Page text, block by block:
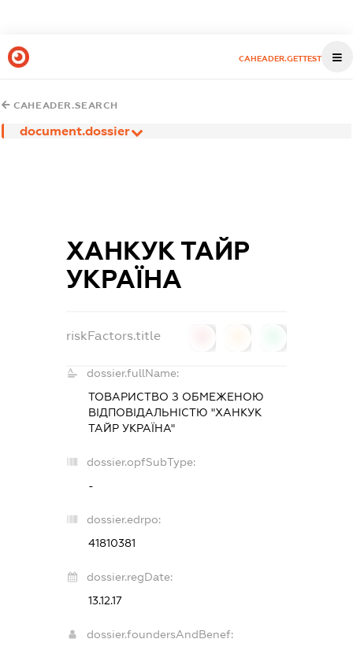
CAHEADER.GETTEST
CAHEADER.SEARCH
document.dossier
ХАНКУК ТАЙР
УКРАЇНА
riskFactors.title
dossier.fullName:
ТОВАРИСТВО З ОБМЕЖЕНОЮ
ВІДПОВІДАЛЬНІСТЮ "ХАНКУК
ТАЙР УКРАЇНА"
dossier.opfSubType:
-
dossier.edrpo:
41810381
dossier.regDate:
13.12.17
dossier.foundersAndBenef: